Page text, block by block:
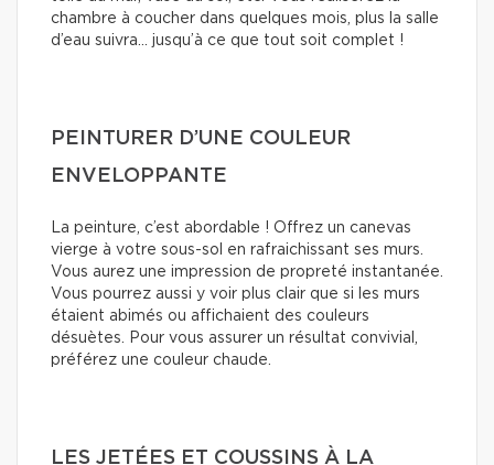
chambre à coucher dans quelques mois, plus la salle
d’eau suivra… jusqu’à ce que tout soit complet !
PEINTURER D’UNE COULEUR
ENVELOPPANTE
La peinture, c’est abordable ! Offrez un canevas
vierge à votre sous-sol en rafraichissant ses murs.
Vous aurez une impression de propreté instantanée.
Vous pourrez aussi y voir plus clair que si les murs
étaient abimés ou affichaient des couleurs
désuètes. Pour vous assurer un résultat convivial,
préférez une couleur chaude.
LES JETÉES ET COUSSINS À LA